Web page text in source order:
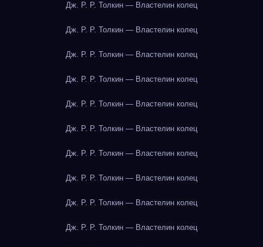
Дж. Р. Р. Толкин — Властелин колец
Дж. Р. Р. Толкин — Властелин колец
Дж. Р. Р. Толкин — Властелин колец
Дж. Р. Р. Толкин — Властелин колец
Дж. Р. Р. Толкин — Властелин колец
Дж. Р. Р. Толкин — Властелин колец
Дж. Р. Р. Толкин — Властелин колец
Дж. Р. Р. Толкин — Властелин колец
Дж. Р. Р. Толкин — Властелин колец
Дж. Р. Р. Толкин — Властелин колец